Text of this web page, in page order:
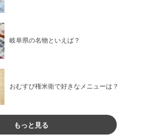
岐阜県の名物といえば？
おむすび権米衛で好きなメニューは？
もっと見る